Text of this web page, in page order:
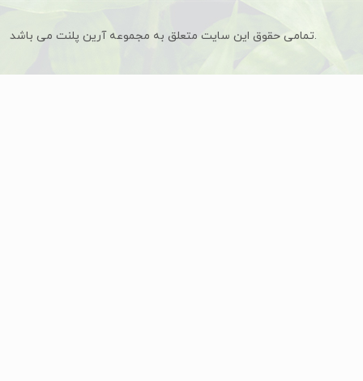
تمامی حقوق این سایت متعلق به مجموعه آرین پلنت می باشد.